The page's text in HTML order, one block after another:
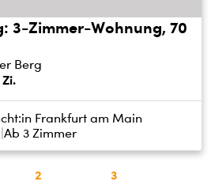
3-Zimmer-Wohnung, 70
Berg
Zi.
in Frankfurt am Main
Ab 3 Zimmer
2 3